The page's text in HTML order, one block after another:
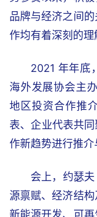
品牌与经济之间
作均有着深刻的理
2021 年年底
海外发展协会主
地区投资合作推
表、企业代表共
作新趋势进行推介
会上，约瑟
源禀赋、经济结
新能源开发、可再